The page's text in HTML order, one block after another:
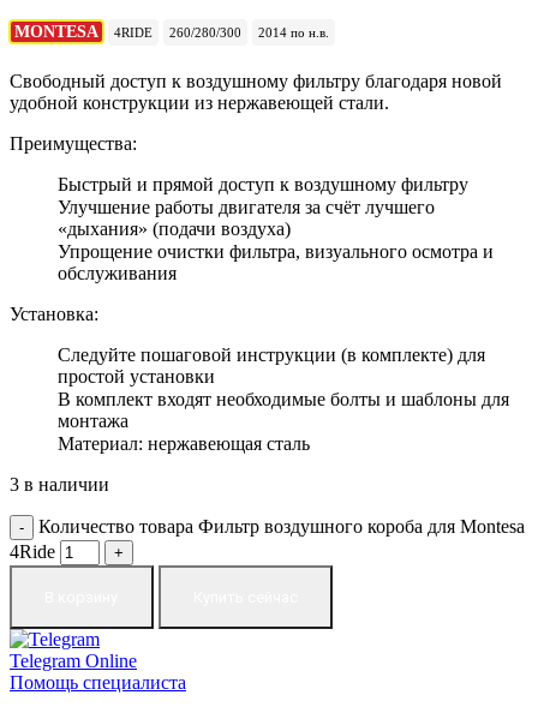
MONTESA 4RIDE 260/280/300 2014 по н.в.
Свободный доступ к воздушному фильтру благодаря новой
удобной конструкции из нержавеющей стали.
Преимущества:
Быстрый и прямой доступ к воздушному фильтру
Улучшение работы двигателя за счёт лучшего
«дыхания» (подачи воздуха)
Упрощение очистки фильтра, визуального осмотра и
обслуживания
Установка:
Следуйте пошаговой инструкции (в комплекте) для
простой установки
В комплект входят необходимые болты и шаблоны для
монтажа
Материал: нержавеющая сталь
3 в наличии
Количество товара Фильтр воздушного короба для Montesa
4Ride
Telegram Online
Помощь специалиста